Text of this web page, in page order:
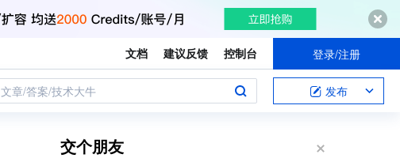
文档 建议反馈 控制台 登录/注册
文章/答案/技术大牛 发布
交个朋友